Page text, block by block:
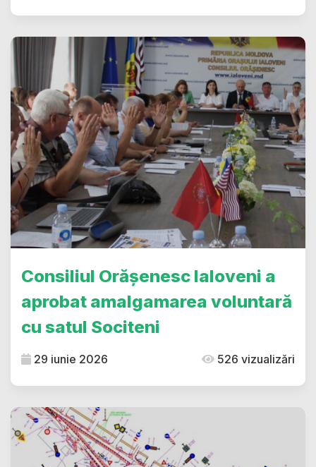
Consiliul Orășenesc Ialoveni a
aprobat amalgamarea voluntară
cu satul Sociteni
29 iunie 2026 526 vizualizări